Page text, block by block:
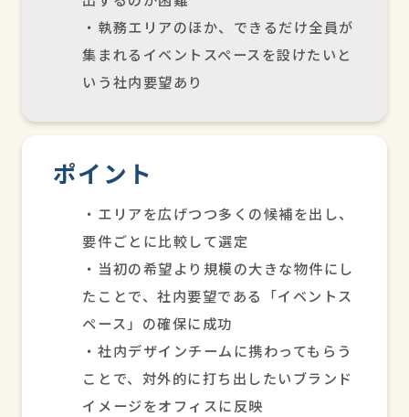
・執務エリアのほか、できるだけ全員が
集まれるイベントスペースを設けたいと
いう社内要望あり
ポイント
・エリアを広げつつ多くの候補を出し、
要件ごとに比較して選定
・当初の希望より規模の大きな物件にし
たことで、社内要望である「イベントス
ペース」の確保に成功
・社内デザインチームに携わってもらう
ことで、対外的に打ち出したいブランド
イメージをオフィスに反映